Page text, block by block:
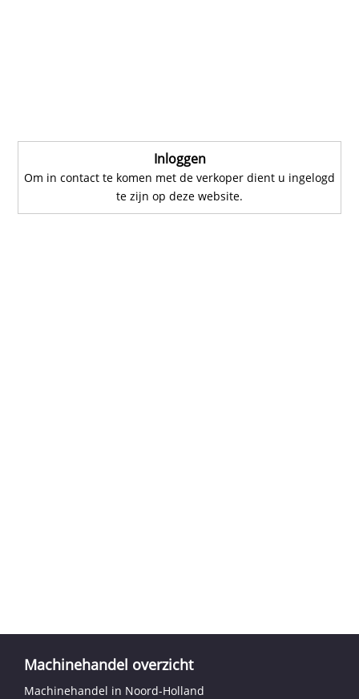
Inloggen
Om in contact te komen met de verkoper dient u ingelogd
te zijn op deze website.
Machinehandel overzicht
Machinehandel in Noord-Holland